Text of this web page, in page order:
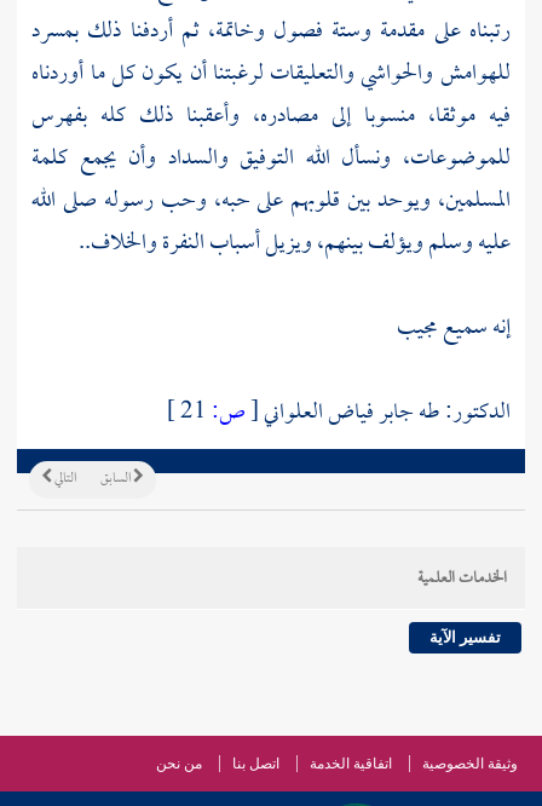
رتبناه على مقدمة وستة فصول وخاتمة، ثم أردفنا ذلك بمسرد
للهوامش والحواشي والتعليقات لرغبتنا أن يكون كل ما أوردناه
فيه موثقا، منسوبا إلى مصادره، وأعقبنا ذلك كله بفهرس
للموضوعات، ونسأل الله التوفيق والسداد وأن يجمع كلمة
المسلمين، ويوحد بين قلوبهم على حبه، وحب رسوله صلى الله
عليه وسلم ويؤلف بينهم، ويزيل أسباب النفرة والخلاف..
إنه سميـع مجيب
الدكتور: طه جابر فياض العلواني[ص:
التالي السابق
الخدمات العلمية
تفسير الآية
وثيقة الخصوصية اتفاقية الخدمة اتصل بنا من نحن